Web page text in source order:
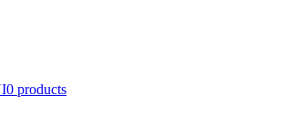
0 products